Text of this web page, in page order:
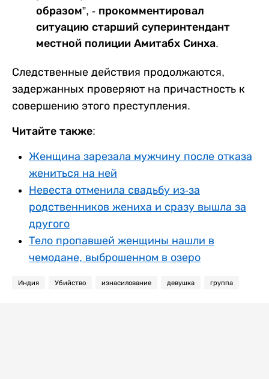
образом”, - прокомментировал
ситуацию старший суперинтендант
местной полиции Амитабх Синха.
Следственные действия продолжаются,
задержанных проверяют на причастность к
совершению этого преступления.
Читайте также:
Женщина зарезала мужчину после отказа
жениться на ней
Невеста отменила свадьбу из-за
родственников жениха и сразу вышла за
другого
Тело пропавшей женщины нашли в
чемодане, выброшенном в озеро
Индия Убийство изнасилование девушка группа